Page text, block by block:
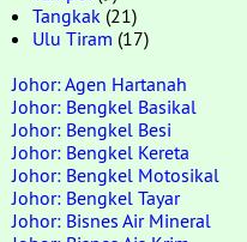
Tangkak (21)
Ulu Tiram (17)
Johor: Agen Hartanah
Johor: Bengkel Basikal
Johor: Bengkel Besi
Johor: Bengkel Kereta
Johor: Bengkel Motosikal
Johor: Bengkel Tayar
Johor: Bisnes Air Mineral